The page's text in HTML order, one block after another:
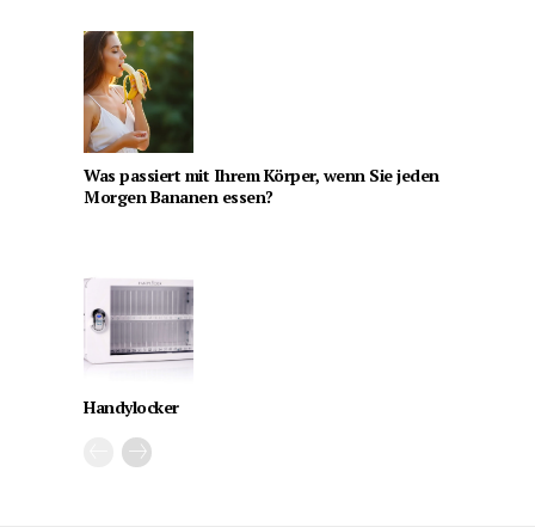
Was passiert mit Ihrem Körper, wenn Sie jeden
Morgen Bananen essen?
Handylocker